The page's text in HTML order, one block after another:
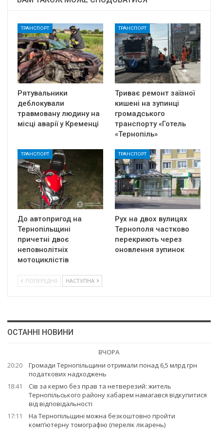
ТРАНСПОРТ
Рятувальники
деблокували
травмовану людину на
місці аварії у Кременці
ТРАНСПОРТ
Триває ремонт заїзної
кишені на зупинці
громадського
транспорту «Готель
«Тернопіль»
ТРАНСПОРТ
До автопригод на
Тернопільщині
причетні двоє
неповнолітніх
мотоциклістів
ТРАНСПОРТ
Рух на двох вулицях
Тернополя частково
перекриють через
оновлення зупинок
ПОПЕРЕДНЯ НАСТУПНА
ОСТАННІ НОВИНИ
ВЧОРА
20:20
Громади Тернопільщини отримали понад 6,5 млрд грн
податкових надходжень
18:41
Сів за кермо без прав та нетверезий: житель
Тернопільського району хабарем намагався відкупитися
від відповідальності
17:11
На Тернопільщині можна безкоштовно пройти
комп’ютерну томографію (перелік лікарень)